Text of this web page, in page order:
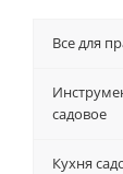
Все для
садовое
Кухня